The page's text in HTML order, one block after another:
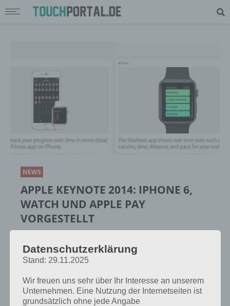
NEWS
APPLE KEYNOTE 2014: IPHONE 6,
WATCH UND APPLE PAY
VORGESTELLT
Am 9.9.2014 hat Apple auf der Keynote neue Geräte
vorgestellt, neben dem iPhone 6 wurde die Apple
wollen wir…
Datenschutzerklärung
Stand: 29.11.2025
Wir freuen uns sehr über Ihr Interesse an unserem
Unternehmen. Eine Nutzung der Internetseiten ist
grundsätzlich ohne jede Angabe